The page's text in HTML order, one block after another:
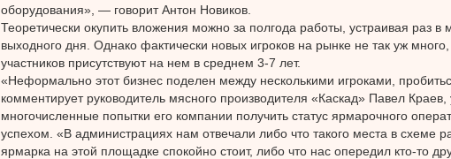
оборудования», — говорит Антон Новиков.
Теоретически окупить вложения можно за полгода работы, устраивая раз в
выходного дня. Однако фактически новых игроков на рынке не так уж
участников присутствуют на нем в среднем 3-7 лет.
«Неформально этот бизнес поделен между несколькими игроками,
комментирует руководитель мясного производителя «Каскад» Павел Краев,
многочисленные попытки его компании получить статус ярмарочного
успехом. «В администрациях нам отвечали либо что такого места в схеме
ярмарка на этой площадке спокойно стоит, либо что нас опередил кто-то